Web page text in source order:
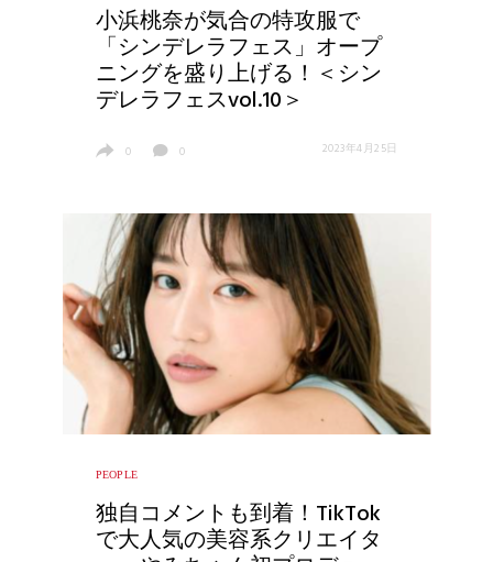
小浜桃奈が気合の特攻服で
「シンデレラフェス」オープ
ニングを盛り上げる！＜シン
デレラフェスvol.10＞
0 0 2023年4月25日
PEOPLE
独自コメントも到着！TikTok
で大人気の美容系クリエイタ